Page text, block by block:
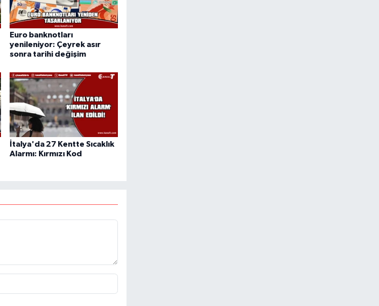
Euro banknotları
yenileniyor: Çeyrek asır
sonra tarihi değişim
İtalya'da 27 Kentte Sıcaklık
Alarmı: Kırmızı Kod